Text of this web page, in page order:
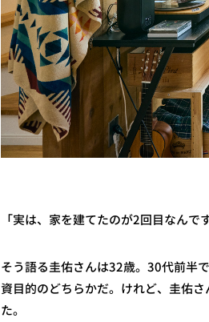
「実は、家を建てたのが2回目なんです
そう語る圭佑さんは32歳。30代前半
資目的のどちらかだ。けれど、圭佑
た。